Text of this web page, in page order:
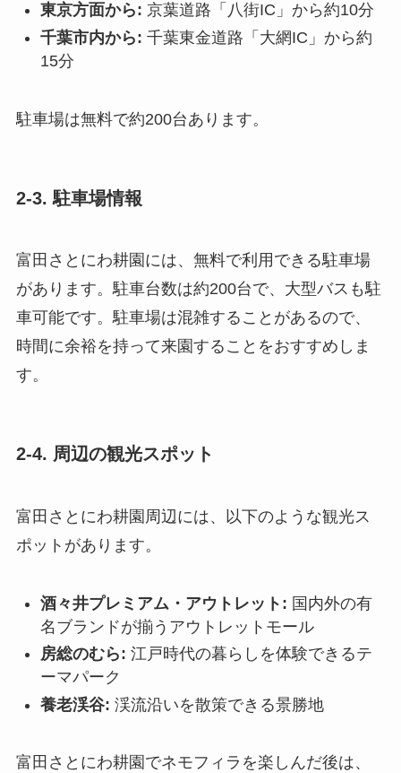
東京方面から: 京葉道路「八街IC」から約10分
千葉市内から: 千葉東金道路「大網IC」から約
15分
駐車場は無料で約200台あります。
2-3. 駐車場情報
富田さとにわ耕園には、無料で利用できる駐車場
があります。駐車台数は約200台で、大型バスも駐
車可能です。駐車場は混雑することがあるので、
時間に余裕を持って来園することをおすすめしま
す。
2-4. 周辺の観光スポット
富田さとにわ耕園周辺には、以下のような観光ス
ポットがあります。
酒々井プレミアム・アウトレット: 国内外の有
名ブランドが揃うアウトレットモール
房総のむら: 江戸時代の暮らしを体験できるテ
ーマパーク
養老渓谷: 渓流沿いを散策できる景勝地
富田さとにわ耕園でネモフィラを楽しんだ後は、